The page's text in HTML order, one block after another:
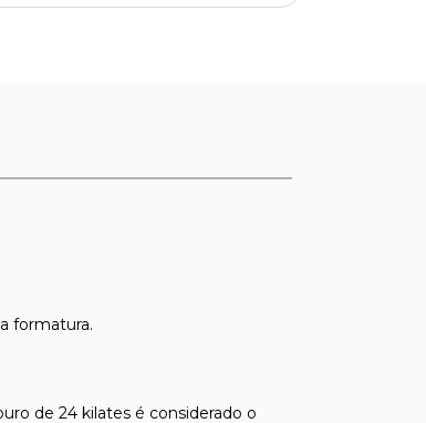
formatura.
de 24 kilates é considerado o